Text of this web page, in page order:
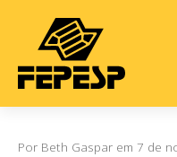
Por Beth Gaspar em 7 de